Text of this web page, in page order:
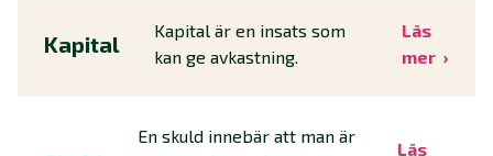
Kapital
Kapital är en insats som
kan ge avkastning.
Läs
mer
En skuld innebär att man är
Läs